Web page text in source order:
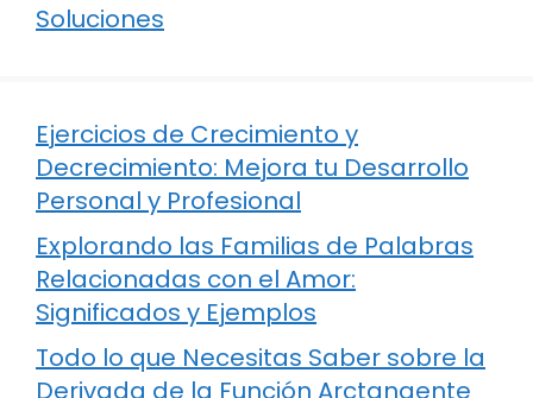
Soluciones
Ejercicios de Crecimiento y
Decrecimiento: Mejora tu Desarrollo
Personal y Profesional
Explorando las Familias de Palabras
Relacionadas con el Amor:
Significados y Ejemplos
Todo lo que Necesitas Saber sobre la
Derivada de la Función Arctangente